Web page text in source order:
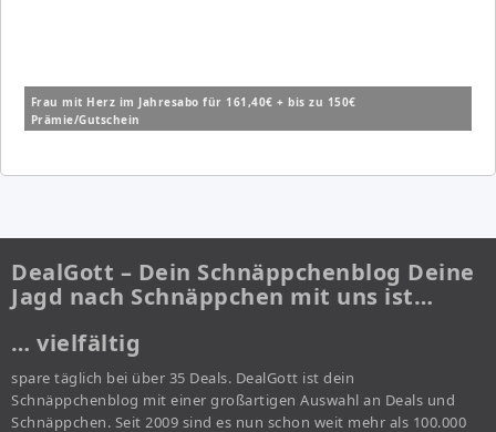
Frau mit Herz im Jahresabo für 161,40€ + bis zu 150€
Prämie/Gutschein
DealGott – Dein Schnäppchenblog Deine
Jagd nach Schnäppchen mit uns ist…
… vielfältig
spare täglich bei über 35 Deals. DealGott ist dein
Schnäppchenblog mit einer großartigen Auswahl an Deals und
Schnäppchen. Seit 2009 sind es nun schon weit mehr als 100.000